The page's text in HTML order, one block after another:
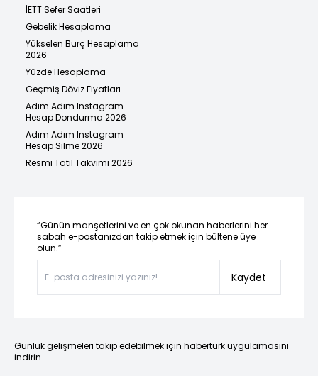
İETT Sefer Saatleri
Gebelik Hesaplama
Yükselen Burç Hesaplama
2026
Yüzde Hesaplama
Geçmiş Döviz Fiyatları
Adım Adım Instagram
Hesap Dondurma 2026
Adım Adım Instagram
Hesap Silme 2026
Resmi Tatil Takvimi 2026
“Günün manşetlerini ve en çok okunan haberlerini her
sabah e-postanızdan takip etmek için bültene üye
olun.”
Kaydet
Günlük gelişmeleri takip edebilmek için habertürk uygulamasını
indirin